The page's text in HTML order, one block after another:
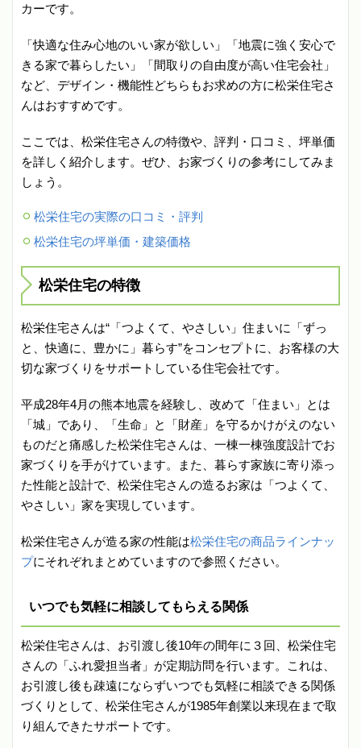
カーです。
「快適な住み心地のいい家が欲しい」「地震に強く安心で
きる家で暮らしたい」「間取りの自由度が高い住宅会社」
など、デザイン・機能性どちらもお求めの方に松栄住宅さ
んはおすすめです。
ここでは、松栄住宅さんの特徴や、評判・口コミ、坪単価
を詳しく紹介します。ぜひ、お家づくりの参考にしてみま
しょう。
松栄住宅の実際の口コミ・評判
松栄住宅の坪単価・建築価格
松栄住宅の特徴
松栄住宅さんは“「つよくて、やさしい」住まいに「ずっ
と、快適に、豊かに」暮らす”をコンセプトに、お客様の大
切な家づくりをサポートしている住宅会社です。
平成28年4月の熊本地震を経験し、改めて「住まい」とは
「城」であり、「生命」と「財産」を守るかけがえのない
ものだと痛感した松栄住宅さんは、一棟一棟強度設計でお
家づくりを手がけています。また、暮らす家族に寄り添っ
た性能と設計で、松栄住宅さんの造るお家は「つよくて、
やさしい」家を実現しています。
松栄住宅さんが造る家の性能は松栄住宅の商品ラインナッ
プにそれぞれまとめていますので参照ください。
いつでも気軽に相談してもらえる関係
松栄住宅さんは、お引渡し後10年の間年に３回、松栄住宅
さんの「ふれ愛担当者」が定期訪問を行います。これは、
お引渡し後も疎遠にならずいつでも気軽に相談できる関係
づくりとして、松栄住宅さんが1985年創業以来現在まで取
り組んできたサポートです。